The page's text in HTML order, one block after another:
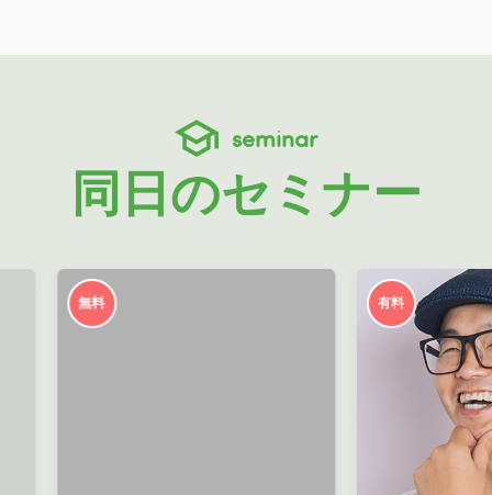
seminar
同日のセミナー
無料 有料